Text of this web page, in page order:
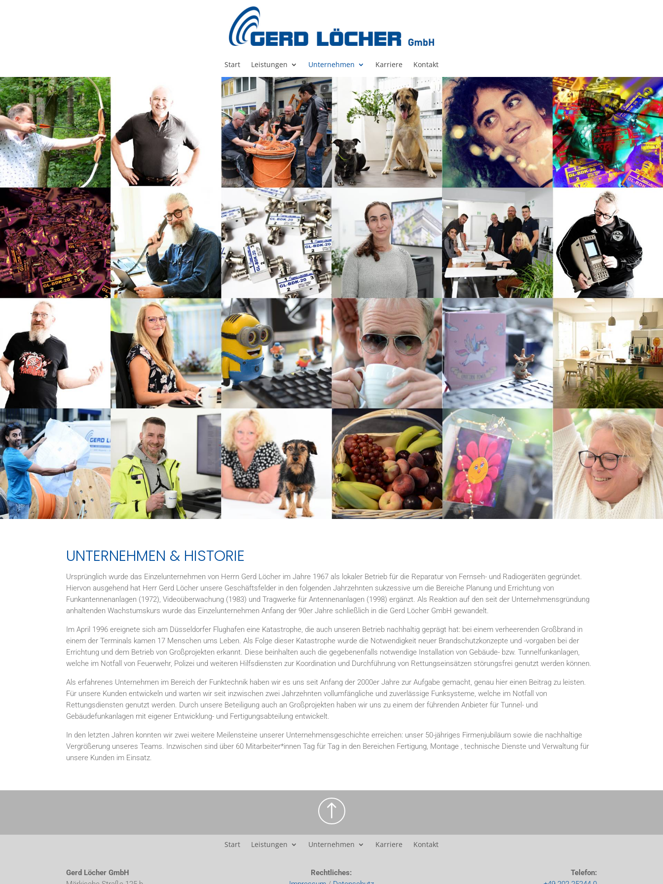
Start Leistungen Unternehmen Karriere Kontakt
UNTERNEHMEN & HISTORIE
Ursprünglich wurde das Einzelunternehmen von Herrn Gerd Löcher im Jahre 1967 als lokaler Betrieb für die Reparatur von Fernseh- und Radiogeräten gegründet.
Hiervon ausgehend hat Herr Gerd Löcher unsere Geschäftsfelder in den folgenden Jahrzehnten sukzessive um die Bereiche Planung und Errichtung von
Funkantennenanlagen (1972), Videoüberwachung (1983) und Tragwerke für Antennenanlagen (1998) ergänzt. Als Reaktion auf den seit der Unternehmensgründung
anhaltenden Wachstumskurs wurde das Einzelunternehmen Anfang der 90er Jahre schließlich in die Gerd Löcher GmbH gewandelt.
Im April 1996 ereignete sich am Düsseldorfer Flughafen eine Katastrophe, die auch unseren Betrieb nachhaltig geprägt hat: bei einem verheerenden Großbrand in
einem der Terminals kamen 17 Menschen ums Leben. Als Folge dieser Katastrophe wurde die Notwendigkeit neuer Brandschutzkonzepte und -vorgaben bei der
Errichtung und dem Betrieb von Großprojekten erkannt. Diese beinhalten auch die gegebenenfalls notwendige Installation von Gebäude- bzw. Tunnelfunkanlagen,
welche im Notfall von Feuerwehr, Polizei und weiteren Hilfsdiensten zur Koordination und Durchführung von Rettungseinsätzen störungsfrei genutzt werden können.
Als erfahrenes Unternehmen im Bereich der Funktechnik haben wir es uns seit Anfang der 2000er Jahre zur Aufgabe gemacht, genau hier einen Beitrag zu leisten.
Für unsere Kunden entwickeln und warten wir seit inzwischen zwei Jahrzehnten vollumfängliche und zuverlässige Funksysteme, welche im Notfall von
Rettungsdiensten genutzt werden. Durch unsere Beteiligung auch an Großprojekten haben wir uns zu einem der führenden Anbieter für Tunnel- und
Gebäudefunkanlagen mit eigener Entwicklung- und Fertigungsabteilung entwickelt.
In den letzten Jahren konnten wir zwei weitere Meilensteine unserer Unternehmensgeschichte erreichen: unser 50-jähriges Firmenjubiläum sowie die nachhaltige
Vergrößerung unseres Teams. Inzwischen sind über 60 Mitarbeiter*innen Tag für Tag in den Bereichen Fertigung, Montage , technische Dienste und Verwaltung für
unsere Kunden im Einsatz.
!
Start Leistungen Unternehmen Karriere Kontakt
Gerd Löcher GmbH
Rechtliches:
Telefon: